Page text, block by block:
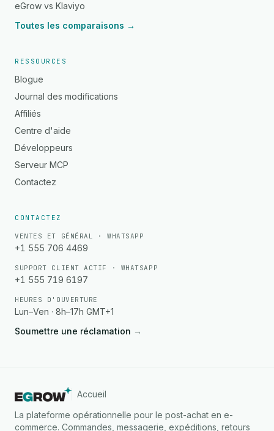
eGrow vs Klaviyo
Toutes les comparaisons →
RESSOURCES
Blogue
Journal des modifications
Affiliés
Centre d'aide
Développeurs
Serveur MCP
Contactez
CONTACTEZ
VENTES ET GÉNÉRAL · WHATSAPP
+1 555 706 4469
SUPPORT CLIENT ACTIF · WHATSAPP
+1 555 719 6197
HEURES D'OUVERTURE
Lun–Ven · 8h–17h GMT+1
Soumettre une réclamation →
Accueil
La plateforme opérationnelle pour le post-achat en e-
commerce. Commandes, messagerie, expéditions, retours